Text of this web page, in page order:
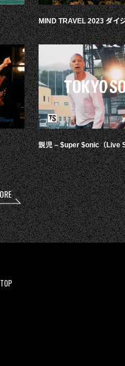
MIND TRAVEL 2023 ダイ
鋭児 – $uper $onic（Live